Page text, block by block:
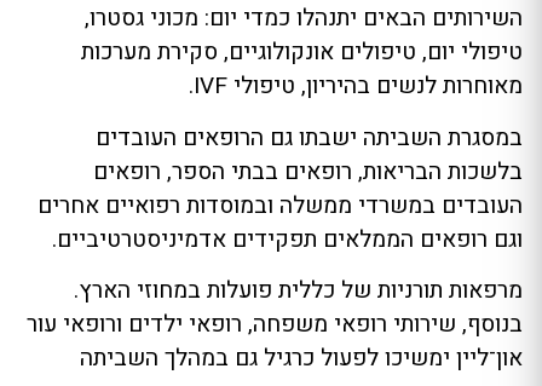
השירותים הבאים יתנהלו כמדי יום: מכוני גסטרו,
טיפולי יום, טיפולים אונקולוגיים, סקירת מערכות
מאוחרות לנשים בהיריון, טיפולי IVF.
במסגרת השביתה ישבתו גם הרופאים העובדים
בלשכות הבריאות, רופאים בבתי הספר, רופאים
העובדים במשרדי ממשלה ובמוסדות רפואיים אחרים
וגם רופאים הממלאים תפקידים אדמיניסטרטיביים.
מרפאות תורניות של כללית פועלות במחוזי הארץ.
בנוסף, שירותי רופאי משפחה, רופאי ילדים ורופאי עור
און־ליין ימשיכו לפעול כרגיל גם במהלך השביתה